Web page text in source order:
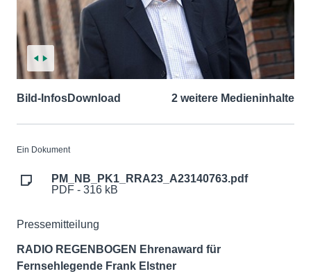
Bild-InfosDownload 2 weitere Medieninhalte
Ein Dokument
PM_NB_PK1_RRA23_A23140763.pdf
PDF - 316 kB
Pressemitteilung
RADIO REGENBOGEN Ehrenaward für
Fernsehlegende Frank Elstner